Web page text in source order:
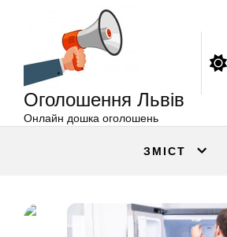
Оголошення Львів
Онлайн дошка оголошень
ЗМІСТ